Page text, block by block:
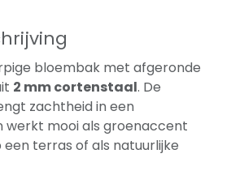
bloembak met afgeronde
2 mm cortenstaal. De
zachtheid in een
werkt mooi als groenaccent
een terras of als natuurlijke